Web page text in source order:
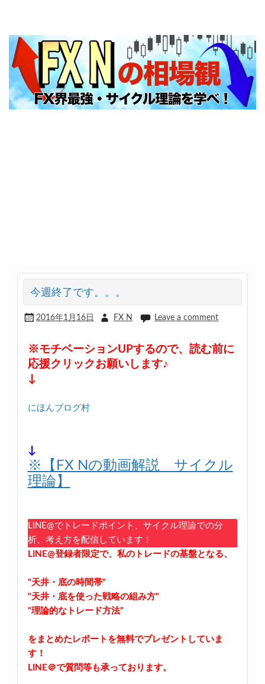
今週終了です。。。
2016年1月16日 FX N Leave a comment
※モチベーションUPするので、読む前に
応援クリックお願いします♪
↓
にほんブログ村
↓
※【FX Nの動画解説 サイクル
理論】
LINE@でトレードポイント、サイクル理論での分
析、考え方を配信しています！
LINE@登録者限定で、私のトレードの基盤となる、
"天井・底の時間帯"
"天井・底を使った戦略の組み方"
"理論的なトレード方法"
をまとめたレポートを無料でプレゼントしていま
す！
LINE＠で質問等も承っております。